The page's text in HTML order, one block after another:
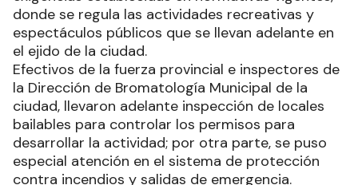
donde se regula las actividades recreativas y
espectáculos públicos que se llevan adelante en
el ejido de la ciudad.
Efectivos de la fuerza provincial e inspectores de
la Dirección de Bromatología Municipal de la
ciudad, llevaron adelante inspección de locales
bailables para controlar los permisos para
desarrollar la actividad; por otra parte, se puso
especial atención en el sistema de protección
contra incendios y salidas de emergencia.